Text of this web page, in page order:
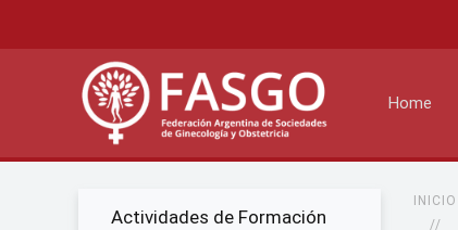
Home
INICIO
Actividades de Formación